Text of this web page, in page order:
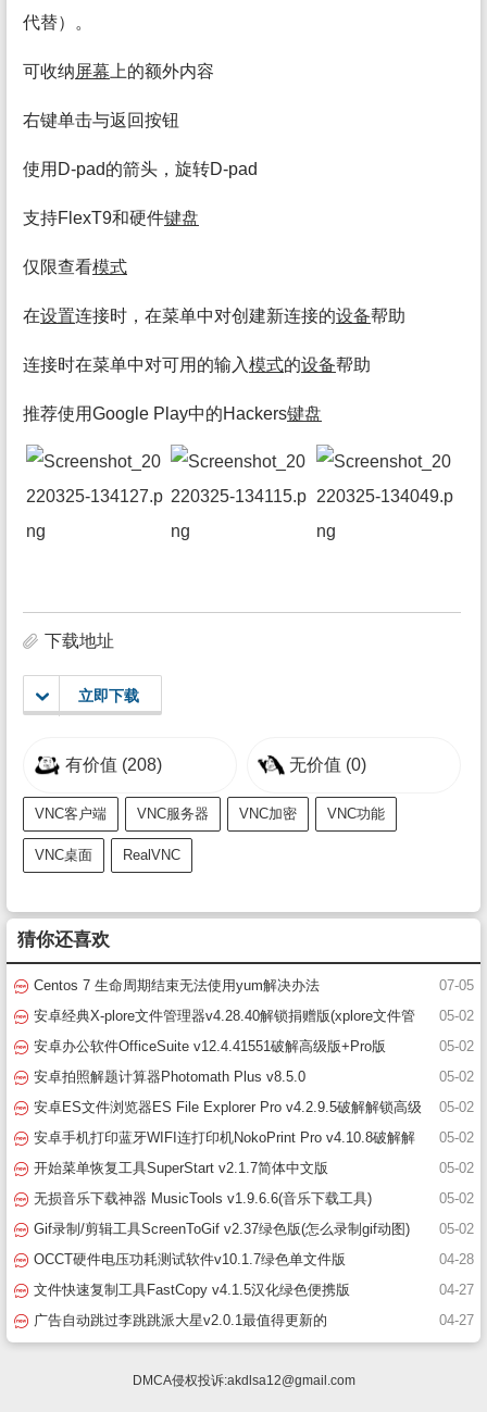
代替）。
可收纳屏幕 上的额外内容
右键单击与返回按钮
使用D-pad的箭头，旋转D-pad
支持FlexT9和硬件键盘
仅限查看模式
在设置连接时，在菜单中对创建新连接的设备帮助
连接时在菜单中对可用的输入模式的设备帮助
推荐使用Google Play中的Hackers键盘
下载地址
立即下载
有价值 (208) 无价值 (0)
VNC客户端 VNC服务器 VNC加密 VNC功能
VNC桌面 RealVNC
猜你还喜欢
07-05
Centos 7 生命周期结束无法使用yum解决办法
05-02
安卓经典X-plore文件管理器v4.28.40解锁捐赠版(xplore文件管
理器破解版)
05-02
安卓办公软件OfficeSuite v12.4.41551破解高级版+Pro版
05-02
安卓拍照解题计算器Photomath Plus v8.5.0
05-02
安卓ES文件浏览器ES File Explorer Pro v4.2.9.5破解解锁高级
版(es文件浏览器)
05-02
安卓手机打印蓝牙WIFI连打印机NokoPrint Pro v4.10.8破解解
锁高级版
05-02
开始菜单恢复工具SuperStart v2.1.7简体中文版
05-02
无损音乐下载神器 MusicTools v1.9.6.6(音乐下载工具)
05-02
Gif录制/剪辑工具ScreenToGif v2.37绿色版(怎么录制gif动图)
04-28
OCCT硬件电压功耗测试软件v10.1.7绿色单文件版
04-27
文件快速复制工具FastCopy v4.1.5汉化绿色便携版
04-27
广告自动跳过李跳跳派大星v2.0.1最值得更新的
DMCA侵权投诉:akdlsa12@gmail.com